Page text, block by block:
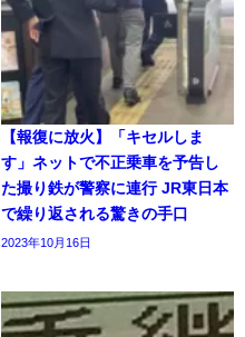
【報復に放火】「キセルしま
す」ネットで不正乗車を予告し
た撮り鉄が警察に連行 JR東日本
で繰り返される驚きの手口
2023年10月16日